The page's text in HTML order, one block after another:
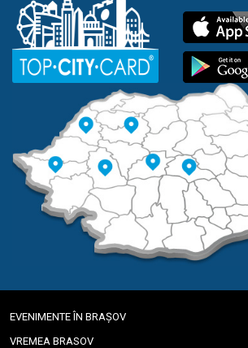
EVENIMENTE ÎN BRAȘOV
VREMEA BRASOV